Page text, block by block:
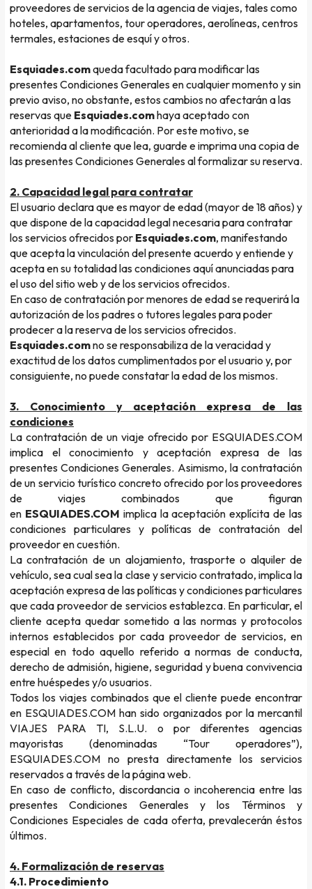
proveedores de servicios de la agencia de viajes, tales como
hoteles, apartamentos, tour operadores, aerolíneas, centros
termales, estaciones de esquí y otros.
Esquiades.comqueda facultado para modificar las
presentes Condiciones Generales en cualquier momento y sin
previo aviso, no obstante, estos cambios no afectarán a las
reservas que Esquiades.comhaya aceptado con
anterioridad a la modificación. Por este motivo, se
recomienda al cliente que lea, guarde e imprima una copia de
las presentes Condiciones Generales al formalizar su reserva.
2. Capacidad legal para contratar
El usuario declara que es mayor de edad (mayor de 18 años) y
que dispone de la capacidad legal necesaria para contratar
los servicios ofrecidos por Esquiades.com, manifestando
que acepta la vinculación del presente acuerdo y entiende y
acepta en su totalidad las condiciones aquí anunciadas para
el uso del sitio web y de los servicios ofrecidos.
En caso de contratación por menores de edad se requerirá la
autorización de los padres o tutores legales para poder
prodecer a la reserva de los servicios ofrecidos.
Esquiades.comno se responsabiliza de la veracidad y
exactitud de los datos cumplimentados por el usuario y, por
consiguiente, no puede constatar la edad de los mismos.
3. Conocimiento y aceptación expresa de las
condiciones
La contratación de un viaje ofrecido por ESQUIADES.COM
implica el conocimiento y aceptación expresa de las
presentes Condiciones Generales. Asimismo, la contratación
de un servicio turístico concreto ofrecido por los proveedores
de viajes combinados que figuran
en ESQUIADES.COM implica la aceptación explícita de las
condiciones particulares y políticas de contratación del
proveedor en cuestión.
La contratación de un alojamiento, trasporte o alquiler de
vehículo, sea cual sea la clase y servicio contratado, implica la
aceptación expresa de las políticas y condiciones particulares
que cada proveedor de servicios establezca. En particular, el
cliente acepta quedar sometido a las normas y protocolos
internos establecidos por cada proveedor de servicios, en
especial en todo aquello referido a normas de conducta,
derecho de admisión, higiene, seguridad y buena convivencia
entre huéspedes y/o usuarios.
Todos los viajes combinados que el cliente puede encontrar
en ESQUIADES.COM han sido organizados por la mercantil
VIAJES PARA TI, S.L.U. o por diferentes agencias
mayoristas (denominadas “Tour operadores”),
ESQUIADES.COM no presta directamente los servicios
reservados a través de la página web.
En caso de conflicto, discordancia o incoherencia entre las
presentes Condiciones Generales y los Términos y
Condiciones Especiales de cada oferta, prevalecerán éstos
últimos.
4. Formalización de reservas
4.1. Procedimiento